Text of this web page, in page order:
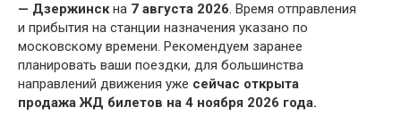
— Дзержинскна 7 августа 2026. Время отправления
и прибытия на станции назначения указано по
московскому времени. Рекомендуем заранее
планировать ваши поездки, для большинства
направлений движения уже сейчас открыта
продажа ЖД билетов на 4 ноября 2026 года.